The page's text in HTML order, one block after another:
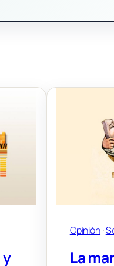
y
Opinión ·
La